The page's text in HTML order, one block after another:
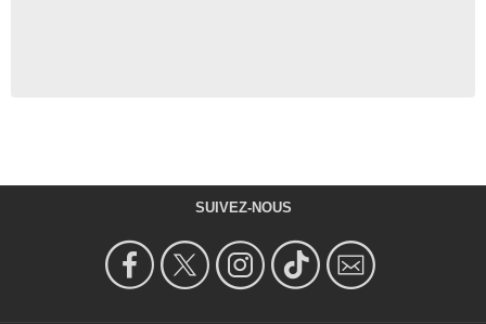
SUIVEZ-NOUS